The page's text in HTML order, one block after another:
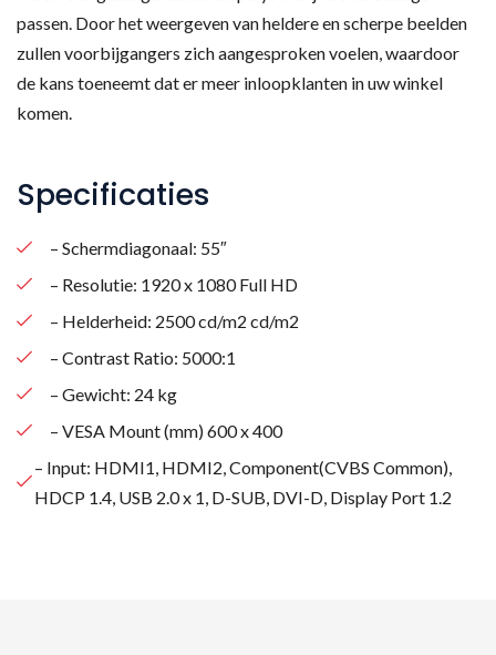
passen. Door het weergeven van heldere en scherpe beelden
zullen voorbijgangers zich aangesproken voelen, waardoor
de kans toeneemt dat er meer inloopklanten in uw winkel
komen.
Specificaties
– Schermdiagonaal: 55″
– Resolutie: 1920 x 1080 Full HD
– Helderheid: 2500 cd/m2 cd/m2
– Contrast Ratio: 5000:1
– Gewicht: 24 kg
– VESA Mount (mm) 600 x 400
– Input: HDMI1, HDMI2, Component(CVBS Common),
HDCP 1.4, USB 2.0 x 1, D-SUB, DVI-D, Display Port 1.2